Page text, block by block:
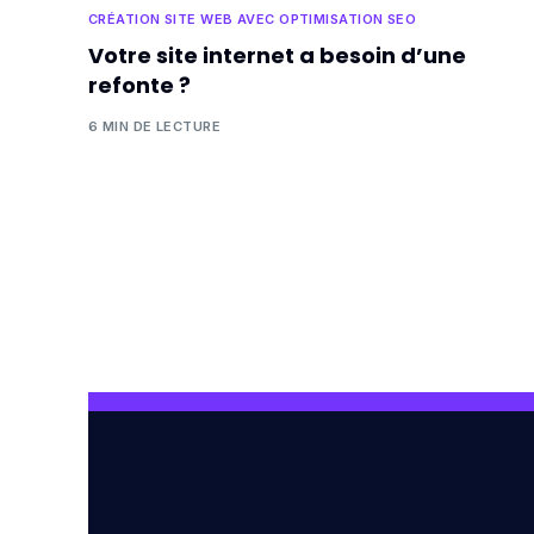
CRÉATION SITE WEB AVEC OPTIMISATION SEO
Votre site internet a besoin d’une
refonte ?
6 MIN DE LECTURE